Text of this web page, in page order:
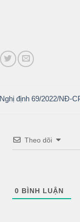
Nghị định 69/2022/NĐ-
Theo dõi
0 BÌNH LUẬN